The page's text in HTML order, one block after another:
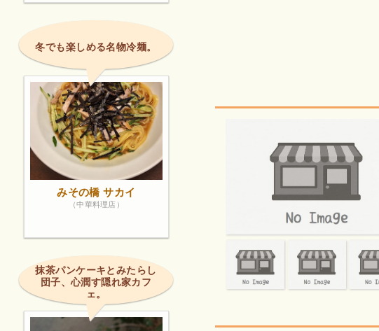
冬でも楽しめる名物冷麺。
みその橋 サカイ
（中華料理店）
抹茶パンケーキとみたらし
団子、心潤す隠れ家カフ
ェ。